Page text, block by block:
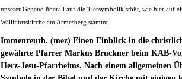
unserer Gegend überall auf die Tiersymbolik stößt, wie hier auf
Wallfahrtskirche am Armesberg stammt.
Immenreuth. (mez) Einen Einblick in die
gewährte Pfarrer Markus Bruckner beim KAB-
Herz-Jesu-Pfarrheims. Nach einem allgemeinen